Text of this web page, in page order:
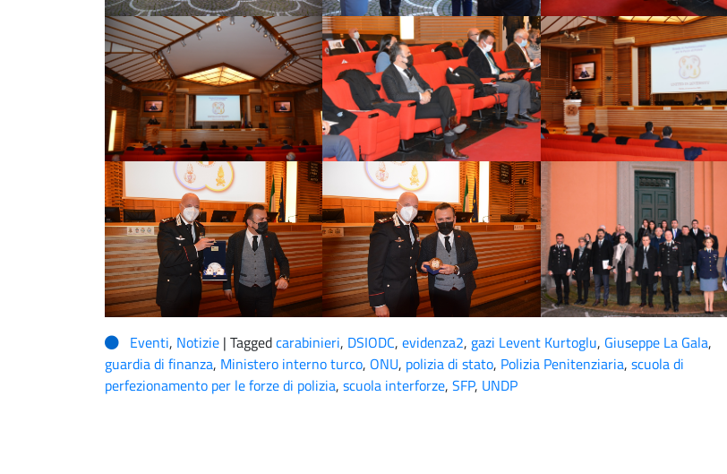
Eventi, Notizie | Taggedcarabinieri, DSIODC, evidenza2, gazi Levent Kurtoglu, Giuseppe La Gala,
guardia di finanza, Ministero interno turco, ONU, polizia di stato, Polizia Penitenziaria, scuola di
perfezionamento per le forze di polizia, scuola interforze, SFP, UNDP